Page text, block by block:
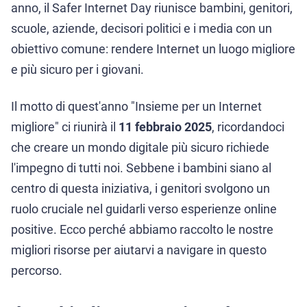
anno, il Safer Internet Day riunisce bambini, genitori,
scuole, aziende, decisori politici e i media con un
obiettivo comune: rendere Internet un luogo migliore
e più sicuro per i giovani.
Il motto di quest'anno "Insieme per un Internet
migliore" ci riunirà il 11 febbraio 2025, ricordandoci
che creare un mondo digitale più sicuro richiede
l'impegno di tutti noi. Sebbene i bambini siano al
centro di questa iniziativa, i genitori svolgono un
ruolo cruciale nel guidarli verso esperienze online
positive. Ecco perché abbiamo raccolto le nostre
migliori risorse per aiutarvi a navigare in questo
percorso.